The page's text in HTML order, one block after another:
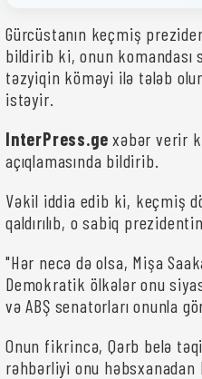
Gürcüstanın keçmiş
bildirib ki, onun komandası
təzyiqin köməyi ilə tələb
istəyir.
InterPress.gexəbər verir
açıqlamasında bildirib.
Vəkil iddia edib ki, keçmiş
qaldırılıb, o sabiq
"Hər necə də olsa, Mişa
Demokratik ölkələr onu
və ABŞ senatorları onunla
Onun fikrincə, Qərb belə
rəhbərliyi onu həbsxanadan